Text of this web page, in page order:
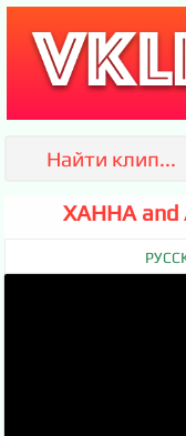
ХАННА and